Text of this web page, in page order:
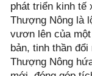
phát triển kinh tế
Thượng Nông là
vươn lên của
bản, tinh thần
Thượng Nông